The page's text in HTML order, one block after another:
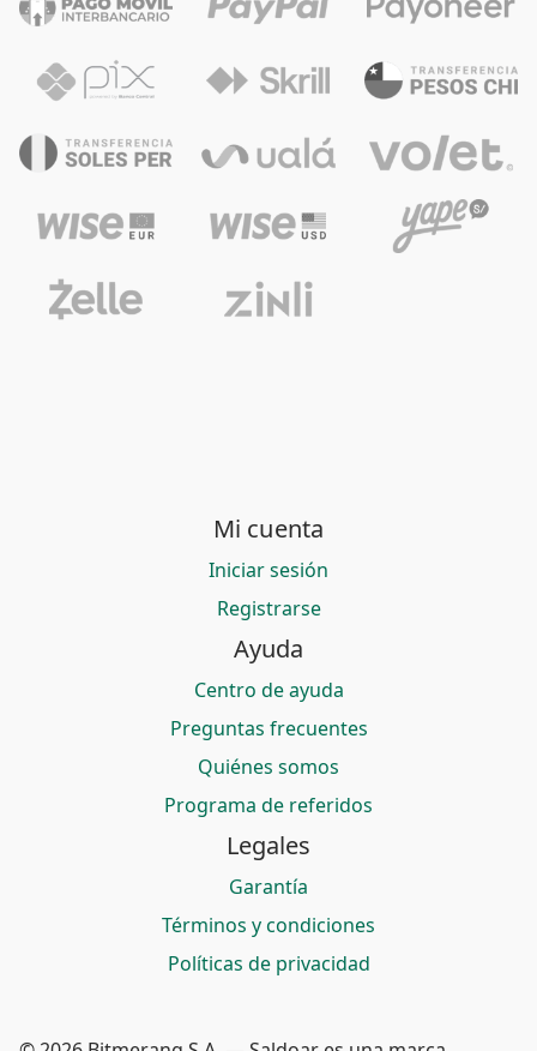
Mi cuenta
Iniciar sesión
Registrarse
Ayuda
Centro de ayuda
Preguntas frecuentes
Quiénes somos
Programa de referidos
Legales
Garantía
Términos y condiciones
Políticas de privacidad